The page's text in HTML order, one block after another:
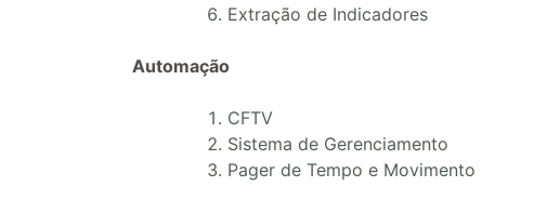
Extração de Indicadores
Automação
CFTV
Sistema de Gerenciamento
Pager de Tempo e Movimento